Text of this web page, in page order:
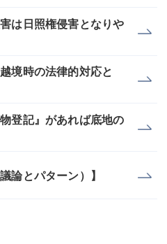
は日照権侵害となりや
境時の法律的対応と
登記』があれば底地の
論とパターン）】